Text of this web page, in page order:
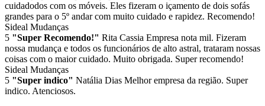
cuidadodos com os móveis. Eles fizeram o içamento de dois sofás
grandes para o 5º andar com muito cuidado e rapidez. Recomendo!
Sideal Mudanças
5 "Super Recomendo!" Rita Cassia Empresa nota mil. Fizeram
nossa mudança e todos os funcionários de alto astral, trataram nossas
coisas com o maior cuidado. Muito obrigada. Super recomendo!
Sideal Mudanças
5 "Super indico" Natália Dias Melhor empresa da região. Super
indico. Atenciosos.